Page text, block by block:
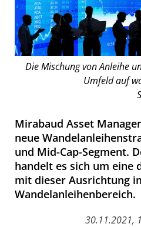
Die Mischung von Anleihe
Umfeld auf
Mirabaud Asset
neue
und Mid-Cap-Segment.
handelt es sich um eine
mit dieser Ausrichtung
Wandelanleihenbereich.
30.11.2021,